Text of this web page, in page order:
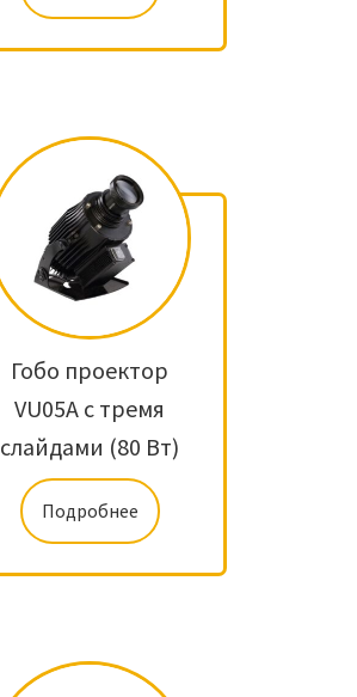
Гобо проектор
VU05A с тремя
слайдами (80 Вт)
Подробнее